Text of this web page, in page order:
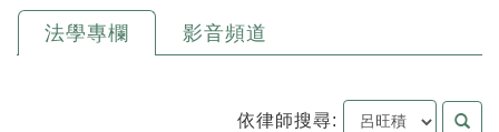
法學專欄 影音頻道
依律師搜尋: